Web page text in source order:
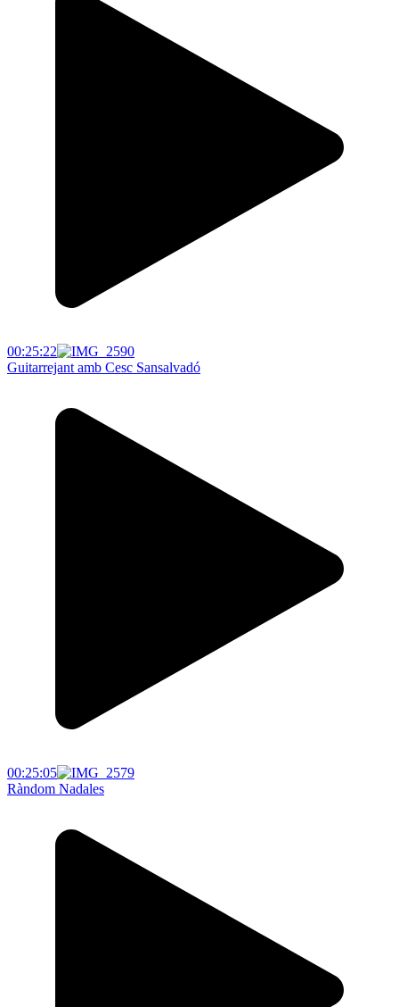
00:25:22
Guitarrejant amb Cesc Sansalvadó
00:25:05
Ràndom Nadales